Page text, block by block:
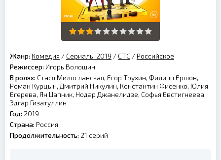
Жанр: Комедия / Сериалы 2019 / СТС / Российское
Режиссер: Игорь Волошин
В ролях: Стася Милославская, Егор Трухин, Филипп Ершов,
Роман Курцын, Дмитрий Никулин, Константин Фисенко, Юлия
Егерева, Ян Цапник, Нодар Джанелидзе, Софья Евстигнеева,
Эдгар Гизатуллин
Год: 2019
Страна: Россия
Продолжительность: 21 серий